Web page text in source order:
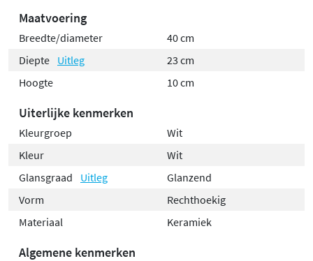
Maatvoering
Breedte/diameter
40 cm
Diepte Uitleg
23 cm
Hoogte
10 cm
Uiterlijke kenmerken
Kleurgroep
Wit
Kleur
Wit
Glansgraad
Uitleg
Glanzend
Vorm
Rechthoekig
Materiaal
Keramiek
Algemene kenmerken